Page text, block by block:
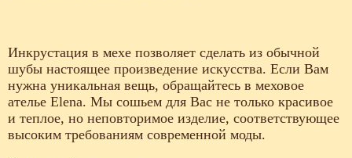
Инкрустация в мехе позволяет сделать из обычной
шубы настоящее произведение искусства. Если Вам
нужна уникальная вещь, обращайтесь в меховое
ателье Elena. Мы сошьем для Вас не только красивое
и теплое, но неповторимое изделие, соответствующее
высоким требованиям современной моды.